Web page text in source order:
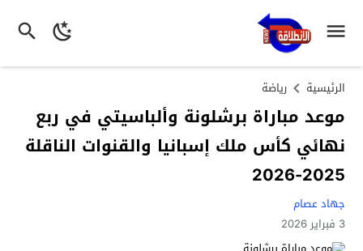
الرئيسية رياضة
موعد مباراة برشلونة وألباسيتي في ربع
نهائي كأس ملك إسبانيا والقنوات الناقلة
2025-2026
جهاد عصام
3 فبراير 2026